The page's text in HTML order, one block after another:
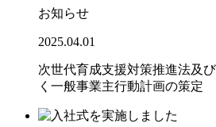
お知らせ
2025.04.01
次世代育成支援対策推進法及
く一般事業主行動計画の策定